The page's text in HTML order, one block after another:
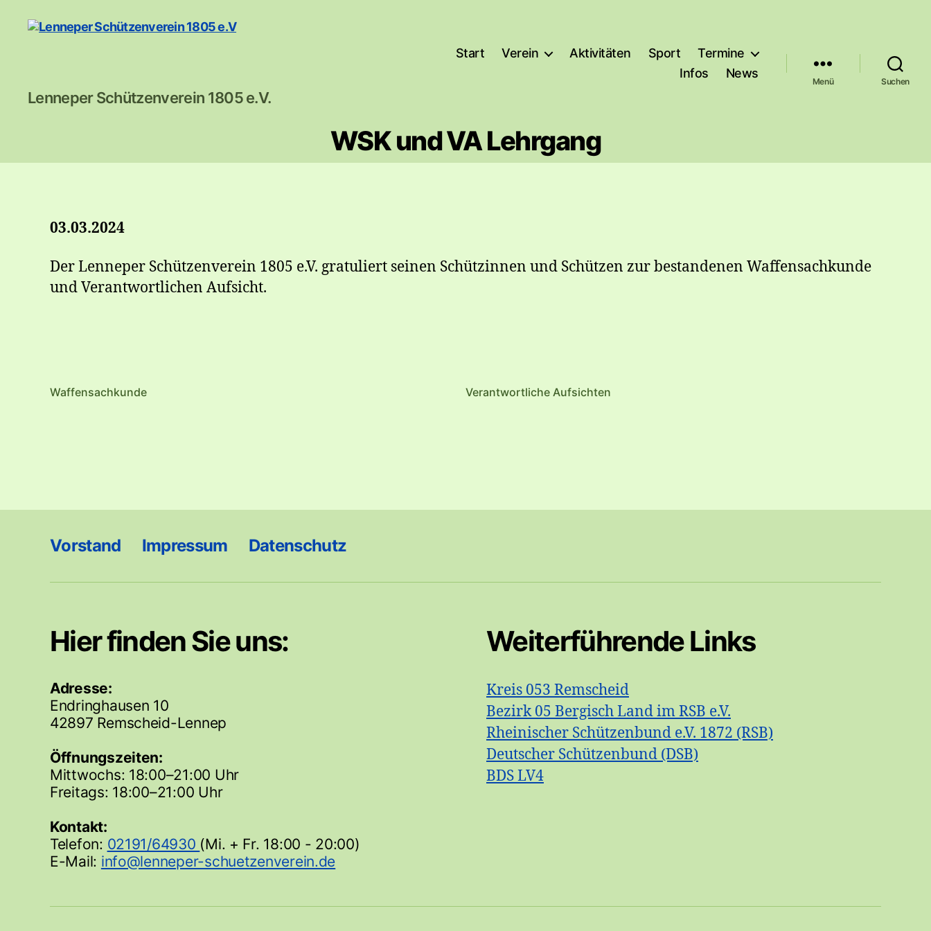
Schützenverein
Lenneper Schützenverein 1805 e.V.
Start Verein Aktivitäten Sport
Termine
Infos
News
Menü Suchen
WSK und VA Lehrgang
03.03.2024
Der Lenneper Schützenverein 1805 e.V. gratuliert seinen Schützinnen und Schützen zur bestandenen Waffensachkunde
und Verantwortlichen Aufsicht.
Waffensachkunde Verantwortliche Aufsichten
Vorstand Impressum Datenschutz
Hier finden Sie uns:
Adresse:
Endringhausen 10
42897 Remscheid-Lennep
Öffnungszeiten:
Mittwochs: 18:00–21:00 Uhr
Freitags: 18:00–21:00 Uhr
Kontakt:
Telefon: 02191/64930 (Mi. + Fr. 18:00 - 20:00)
E-Mail:
Weiterführende Links
Kreis 053 Remscheid
Bezirk 05 Bergisch Land im RSB e.V.
Rheinischer Schützenbund e.V. 1872 (RSB)
Deutscher Schützenbund (DSB)
BDS LV4